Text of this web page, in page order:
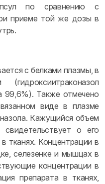
по сравнению с
приеме той же дозы в
с белками плазмы, в
99,6%). Также отмечено
виде в плазме
Кажущийся объем
о его
тканях. Концентрации в
селезенке и мышцах в
концентрации в
препарата в тканях,